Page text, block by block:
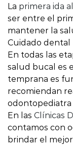
La primera ida
ser entre el
mantener la
Cuidado dental
En todas las
salud bucal es
temprana es
recomiendan
odontopediatra
En las Clínicas
contamos con
brindar el